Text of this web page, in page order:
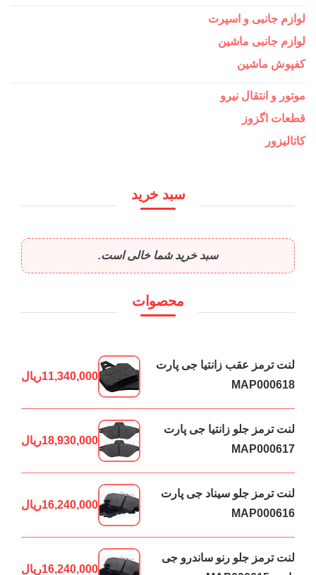
لوازم جانبی و اسپرت
لوازم جانبی ماشین
کفپوش ماشین
موتور و انتقال نیرو
قطعات اگزوز
کاتالیزور
سبد خرید
سبد خرید شما خالی است.
محصوات
لنت ترمز عقب زانتیا جی پارت
MAP000618
11,340,000ریال
لنت ترمز جلو زانتیا جی پارت
MAP000617
18,930,000ریال
لنت ترمز جلو سیناد جی پارت
MAP000616
16,240,000ریال
لنت ترمز جلو رنو ساندرو جی
16,240,000ریال